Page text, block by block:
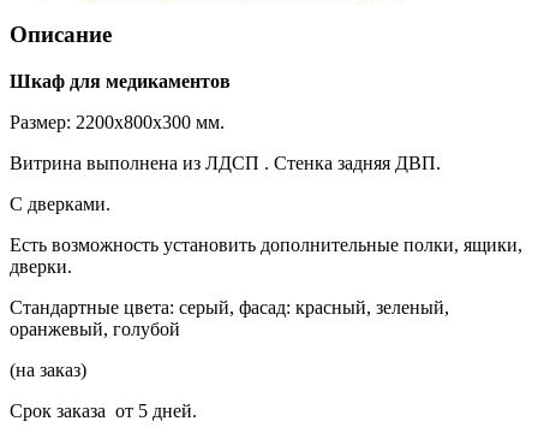
Описание
Шкаф для медикаментов
Размер: 2200х800х300 мм.
Витрина выполнена из ЛДСП . Стенка задняя ДВП.
С дверками.
Есть возможность установить дополнительные полки, ящики,
дверки.
Стандартные цвета: серый, фасад: красный, зеленый,
оранжевый, голубой
(на заказ)
Срок заказа от 5 дней.